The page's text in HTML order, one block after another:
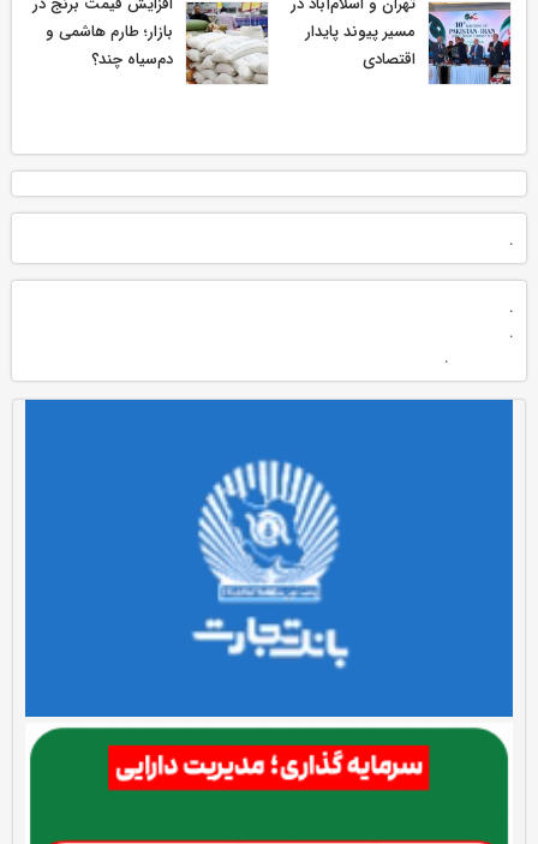
مسیر پیوند پایدار
اقتصادی
بازار؛ طارم هاشمی و
دم‌سیاه چند؟
.
.
.
.